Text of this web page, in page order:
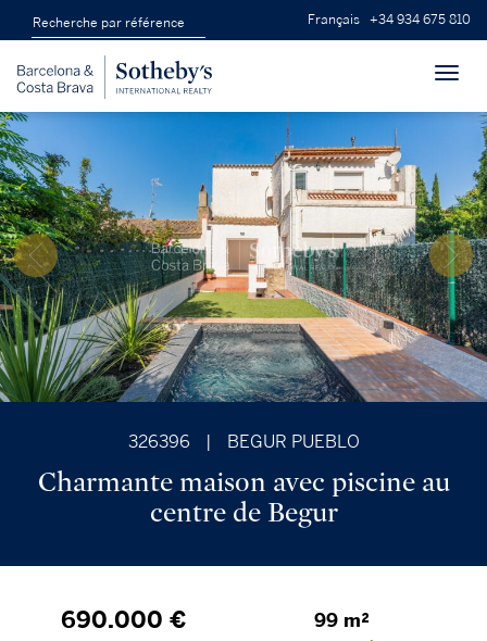
Français +34 934 675 810
326396 BEGUR PUEBLO
Charmante maison avec piscine au
centre de Begur
690.000 € 99 m²